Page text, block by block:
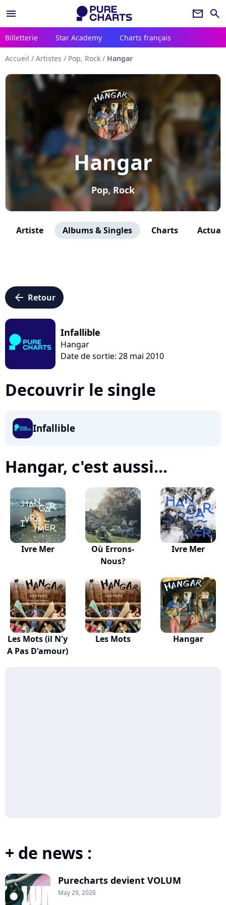
menu newsletter search
Billetterie Star Academy Charts français
Accueil / Artistes / Pop, Rock / Hangar
Hangar
Pop, Rock
Artiste Albums & Singles Charts
arrow_left Retour
Infallible
Hangar
Date de sortie: 28 mai 2010
Decouvrir le single
Infallible
Hangar, c'est aussi...
Ivre Mer
Où Errons-
Nous?
Ivre Mer
Les Mots (il N'y
A Pas D'amour)
Les Mots Hangar
+ de news :
Purecharts devient VOLUM
May 29, 2026